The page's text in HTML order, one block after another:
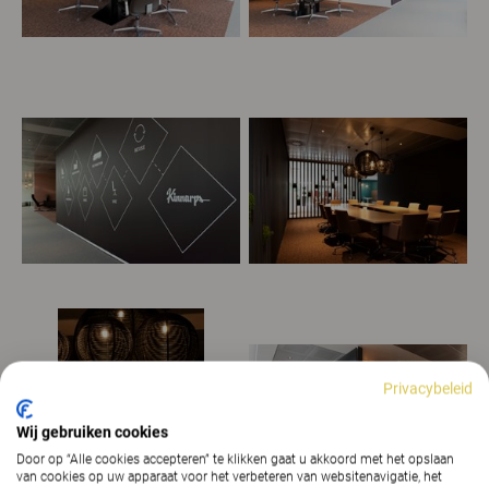
Privacybeleid
Wij gebruiken cookies
Door op “Alle cookies accepteren” te klikken gaat u akkoord met het opslaan
van cookies op uw apparaat voor het verbeteren van websitenavigatie, het